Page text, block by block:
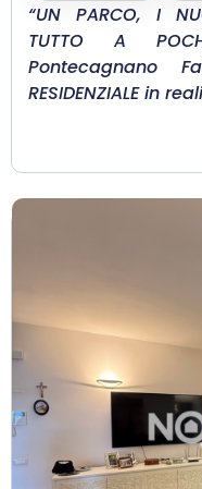
“UN PARCO, I
TUTTO A
Pontecagnano
RESIDENZIALE in